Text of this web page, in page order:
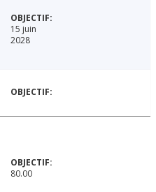
15 juin
2028
80.00